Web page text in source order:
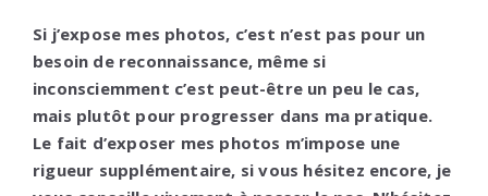
Si j’expose mes photos, c’est n’est pas pour un
besoin de reconnaissance, même si
inconsciemment c’est peut-être un peu le cas,
mais plutôt pour progresser dans ma pratique.
Le fait d’exposer mes photos m’impose une
rigueur supplémentaire, si vous hésitez encore, je